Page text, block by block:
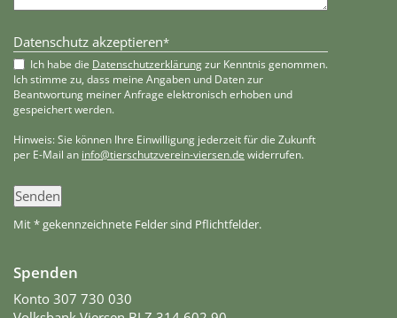
Datenschutz akzeptieren*
Ich habe die Datenschutzerklärungzur Kenntnis genommen.
Ich stimme zu, dass meine Angaben und Daten zur
Beantwortung meiner Anfrage elektronisch erhoben und
gespeichert werden.
Hinweis: Sie können Ihre Einwilligung jederzeit für die Zukunft
per E-Mail an info@tierschutzverein-viersen.de widerrufen.
Senden
Mit * gekennzeichnete Felder sind Pflichtfelder.
Spenden
Konto 307 730 030